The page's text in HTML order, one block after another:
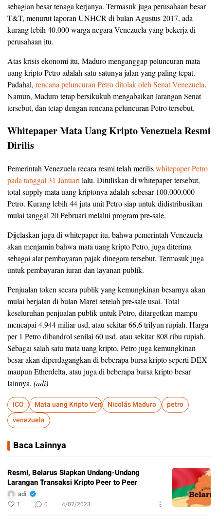
sebagian besar tenaga kerjanya. Termasuk juga perusahaan besar
T&T, menurut laporan UNHCR di bulan Agustus 2017, ada
kurang lebih 40.000 warga negara Venezuela yang bekerja di
perusahaan itu.
Atas krisis ekonomi itu, Maduro menganggap peluncuran mata
uang kripto Petro adalah satu-satunya jalan yang paling tepat.
Padahal, rencana peluncuran Petro ditolak oleh Senat Venezuela.
Namun, Maduro tetap bersikukuh mengabaikan larangan Senat
tersebut, dan tetap dengan rencana peluncuran Petro tersebut.
Whitepaper Mata Uang Kripto Venezuela Resmi
Dirilis
Pemerintah Venezuela recara resmi telah meriliswhitepaper Petro
pada tanggal 31 Januari lalu. Dituliskan di whitepaper tersebut,
total supply mata uang kriptonya adalah sebesar 100.000.000
Petro. Kurang lebih 44 juta unit Petro siap untuk didistribusikan
mulai tanggal 20 Pebruari melalui program pre-sale.
Dijelaskan juga di whitepaper itu, bahwa pemerintah Venezuela
akan menjamin bahwa mata uang kripto Petro, juga diterima
sebagai alat pembayaran pajak dinegara tersebut. Termasuk juga
untuk pembayaran iuran dan layanan publik.
Penjualan token secara publik yang kemungkinan besarnya akan
mulai berjalan di bulan Maret setelah pre-sale usai. Total
keseluruhan penjualan publik untuk Petro, ditargetkan mampu
mencapai 4.944 miliar usd, atau sekitar 66,6 trilyun rupiah. Harga
per 1 Petro dibandrol senilai 60 usd, atau sekitar 808 ribu rupiah.
Sebagai salah satu mata uang kripto, Petro juga kemungkinan
besar akan diperdagangkan di beberapa bursa kripto seperti DEX
maupun Etherdelta, atau juga di beberapa bursa kripto besar
lainnya. (adi)
ICO Mata uang Kripto VenezuelaNicolás Maduro
petro
venezuela
Baca Lainnya
Resmi, Belarus Siapkan Undang-Undang
Larangan Transaksi Kripto Peer to Peer
adi
1 0 4/07/2023